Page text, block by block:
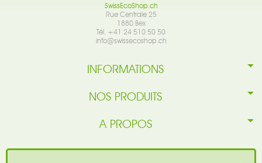
SwissEcoShop.ch
Rue Centrale 25
1880 Bex
Tél. +41 24 510 50 50
info@swissecoshop.ch
INFORMATIONS
NOS PRODUITS
A PROPOS